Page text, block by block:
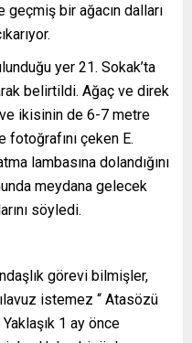
bir ağacın dalları
yer 21. Sokak’ta
belirtildi. Ağaç ve direk
ikisinin de 6-7 metre
çeken E.
lambasına dolandığını
meydana gelecek
söyledi.
görevi bilmişler,
istemez “ Atasözü
1 ay önce